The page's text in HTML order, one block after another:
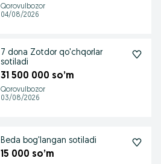
Qorovulbozor
04/08/2026
7 dona Zotdor qo'chqorlar
sotiladi
31 500 000 so’m
Qorovulbozor
03/08/2026
Beda bog'langan sotiladi
15 000 so’m